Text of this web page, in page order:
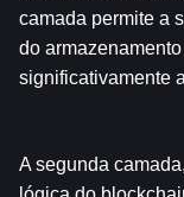
camada permite a
do
significativamente
A segunda